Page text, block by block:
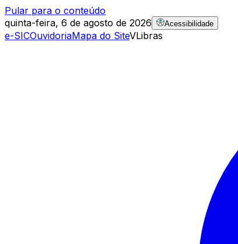
Pular para o conteúdo
quinta-feira, 6 de agosto de 2026
Acessibilidade
e-SICOuvidoriaMapa do SiteVLibras